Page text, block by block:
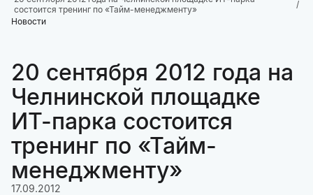
состоится тренинг по «Тайм-менеджменту»
Новости
20 сентября 2012 года на
Челнинской площадке
ИТ-парка состоится
тренинг по «Тайм-
менеджменту»
17.09.2012